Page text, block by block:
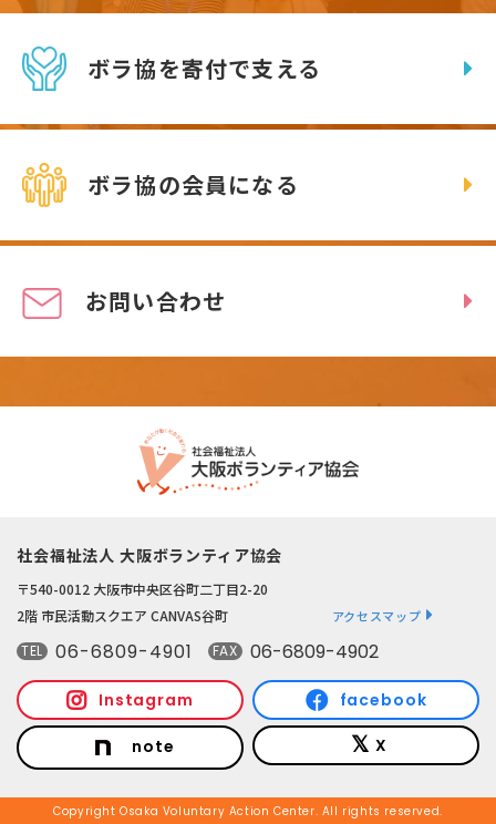
ボラ協を寄付で支える
ボラ協の会員になる
お問い合わせ
社会福祉法人 大阪ボランティア協会
〒540-0012 大阪市中央区谷町二丁目2-20
2階 市民活動スクエア CANVAS谷町
アクセスマップ
TEL 06-6809-4901 FAX 06-6809-4902
Instagram facebook
note X
Copyright Osaka Voluntary Action Center. All rights reserved.